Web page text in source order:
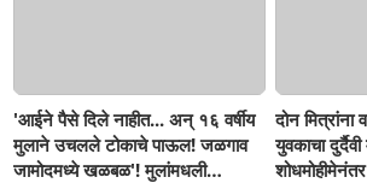
'आईने पैसे दिले नाहीत... अन् १६ वर्षीय
मुलाने उचलले टोकाचे पाऊल! जळगाव
जामोदमध्ये खळबळ'! मुलांमधली
दोन मित्रांना
युवकाचा